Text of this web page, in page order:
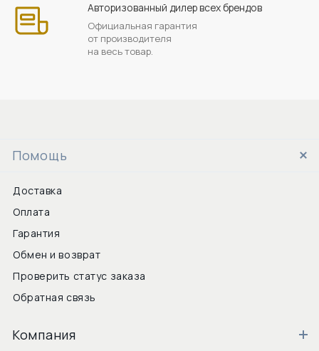
Авторизованный дилер всех брендов
Официальная гарантия
от производителя
на весь товар.
Помощь
Доставка
Оплата
Гарантия
Обмен и возврат
Проверить статус заказа
Обратная связь
Компания